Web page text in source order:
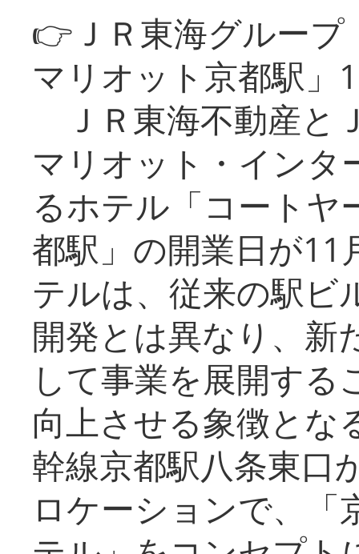
👉ＪＲ東海グルー
マリオット京都駅」
ＪＲ東海不動産と
マリオット・インタ
るホテル「コートヤ
都駅」の開業日が11
テルは、従来の駅ビ
開発とは異なり、新
して事業を展開する
向上させる象徴とな
幹線京都駅八条東口
ロケーションで、「